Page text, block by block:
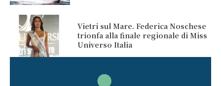
Vietri sul Mare. Federica Noschese
trionfa alla finale regionale di Miss
Universo Italia